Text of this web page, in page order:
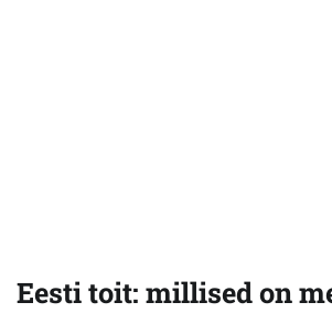
Eesti toit: millised on